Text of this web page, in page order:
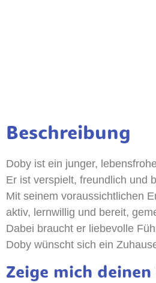
Beschreibung
Doby ist ein junger,
Er ist verspielt, freundlich und
Mit seinem voraussichtlichen
aktiv, lernwillig und bereit,
Dabei braucht er liebevolle
Doby wünscht sich ein
Zeige mich deinen